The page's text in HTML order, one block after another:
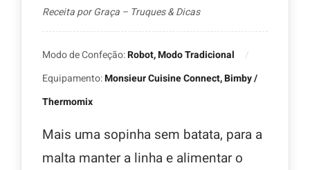
Receita por Graça – Truques & Dicas
Modo de Confeção:Robot, Modo Tradicional
Equipamento:Monsieur Cuisine Connect, Bimby /
Thermomix
Mais uma sopinha sem batata, para a
malta manter a linha e alimentar o